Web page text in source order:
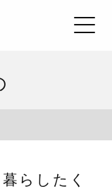
らしたく